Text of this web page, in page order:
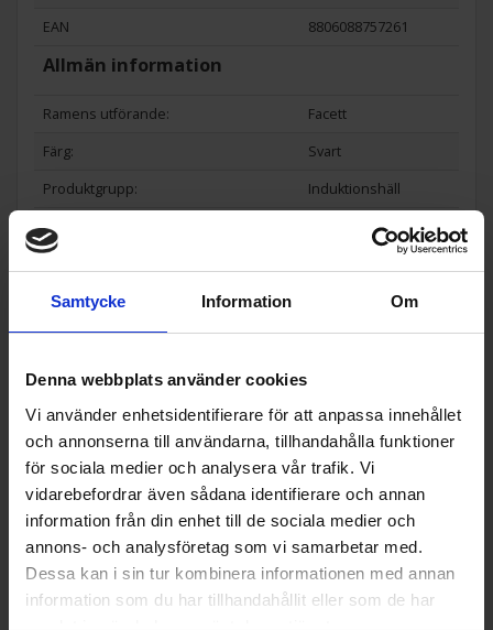
Samtycke Information Om
Denna webbplats använder cookies
Vi använder enhetsidentifierare för att anpassa innehållet
och annonserna till användarna, tillhandahålla funktioner
för sociala medier och analysera vår trafik. Vi
vidarebefordrar även sådana identifierare och annan
information från din enhet till de sociala medier och
annons- och analysföretag som vi samarbetar med.
Dessa kan i sin tur kombinera informationen med annan
information som du har tillhandahållit eller som de har
samlat in när du har använt deras tjänster.
Eftervärmesindikatorn visar ”H” när ytan är het och växlar
till ”h” när den är tillräckligt sval för beröring. Säkerhet på
det enkla sättet.
EAN
8806088757261
Allmän information
Ramens utförande:
Facett
Färg:
Svart
Produktgrupp:
Induktionshäll
Funktioner och egenskaper
Barnlås (Ja/Nej):
Ja
Boost-funktion (Ja/Nej):
För planmontering (Ja/Nej):
Kompatibel med stadsgas (Ja/Nej):
Nej
Wi-Fi anslutning (Ja/Nej):
Nej
Teknisk data
Antal zoner (st):
4